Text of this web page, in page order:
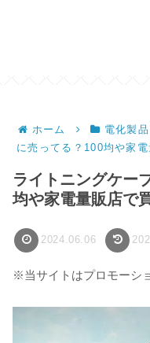
ホーム 電化製品
に売ってる？100均や家
ライトニングケー
均や家電量販店で
2024.06.06
※当サイトはプロモーシ